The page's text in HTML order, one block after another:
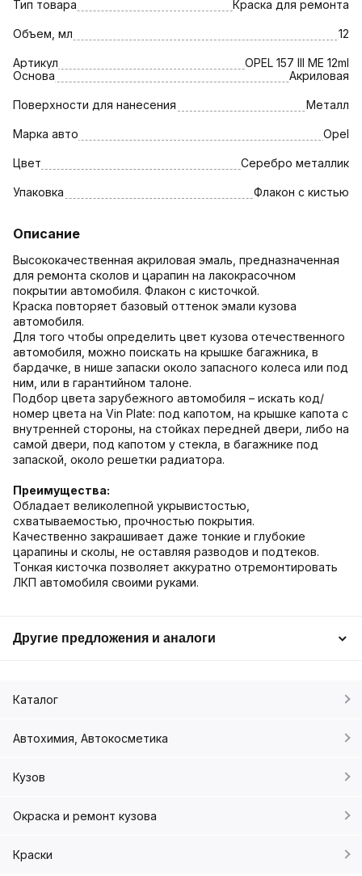
Тип товара Краска для ремонта
Объем, мл 12
Артикул
OPEL 157 III МЕ 12ml
Основа
Акриловая
Поверхности для нанесения Металл
Марка авто Opel
Цвет Серебро металлик
Упаковка Флакон с кистью
Описание
Высококачественная акриловая эмаль, предназначенная
для ремонта сколов и царапин на лакокрасочном
покрытии автомобиля. Флакон с кисточкой.
Краска повторяет базовый оттенок эмали кузова
автомобиля.
Для того чтобы определить цвет кузова отечественного
автомобиля, можно поискать на крышке багажника, в
бардачке, в нише запаски около запасного колеса или под
ним, или в гарантийном талоне.
Подбор цвета зарубежного автомобиля – искать код/
номер цвета на Vin Plate: под капотом, на крышке капота с
внутренней стороны, на стойках передней двери, либо на
самой двери, под капотом у стекла, в багажнике под
запаской, около решетки радиатора.
Преимущества:
Обладает великолепной укрывистостью,
схватываемостью, прочностью покрытия.
Качественно закрашивает даже тонкие и глубокие
царапины и сколы, не оставляя разводов и подтеков.
Тонкая кисточка позволяет аккуратно отремонтировать
ЛКП автомобиля своими руками.
Другие предложения и аналоги
Каталог
Автохимия, Автокосметика
Кузов
Окраска и ремонт кузова
Краски